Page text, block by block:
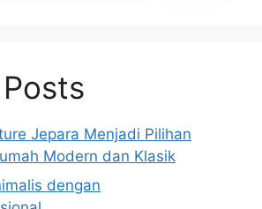
Jepara Menjadi Pilihan
Modern dan Klasik
dengan